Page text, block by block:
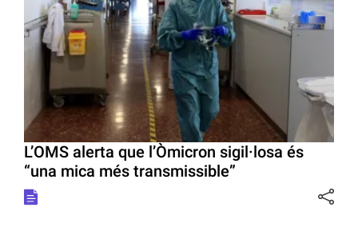
L’OMS alerta que l’Òmicron sigil·losa és
“una mica més transmissible”